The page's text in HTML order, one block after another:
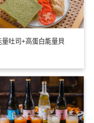
吐司+高蛋白能量貝